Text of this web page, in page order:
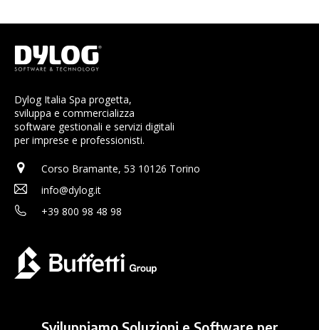
Dylog Italia Spa progetta,
sviluppa e commercializza
software gestionali e servizi digitali
per imprese e professionisti.
Corso Bramante, 53 10126 Torino
info@dylog.it
+39 800 98 48 98